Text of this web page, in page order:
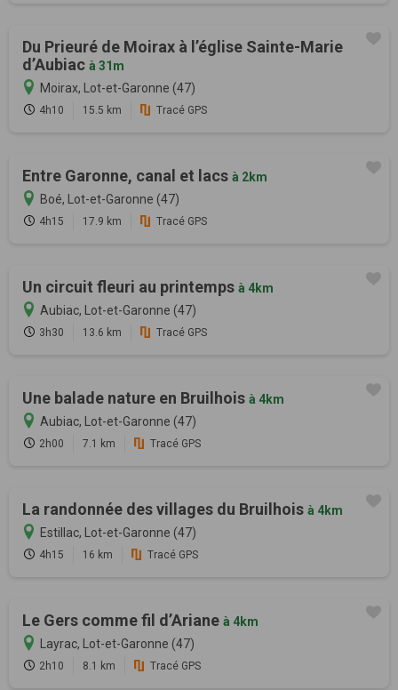
Du Prieuré de Moirax à l’église Sainte-Marie
d’Aubiac à 31m
Moirax, Lot-et-Garonne (47)
4h10 15.5 km Tracé GPS
Entre Garonne, canal et lacs à 2km
Boé, Lot-et-Garonne (47)
4h15 17.9 km Tracé GPS
Un circuit fleuri au printemps à 4km
Aubiac, Lot-et-Garonne (47)
3h30 13.6 km Tracé GPS
Une balade nature en Bruilhois à 4km
Aubiac, Lot-et-Garonne (47)
2h00 7.1 km Tracé GPS
La randonnée des villages du Bruilhois à 4km
Estillac, Lot-et-Garonne (47)
4h15 16 km Tracé GPS
Le Gers comme fil d’Ariane à 4km
Layrac, Lot-et-Garonne (47)
2h10 8.1 km Tracé GPS